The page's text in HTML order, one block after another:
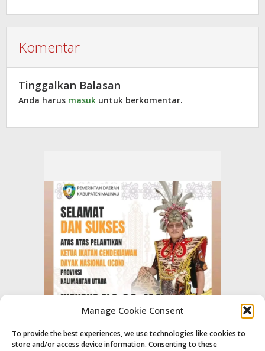
Manage Cookie Consent
To provide the best experiences, we use technologies like cookies to
store and/or access device information. Consenting to these
Komentar
Tinggalkan Balasan
Anda harus masuk untuk berkomentar.